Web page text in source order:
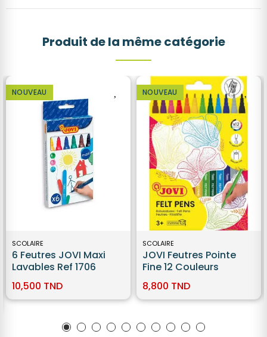
Produit de la même catégorie
NOUVEAU
SCOLAIRE
6 Feutres JOVI Maxi
Lavables Ref 1706
10,500 TND
NOUVEAU
SCOLAIRE
JOVI Feutres Pointe
Fine 12 Couleurs
8,800 TND